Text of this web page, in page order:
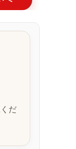
だ